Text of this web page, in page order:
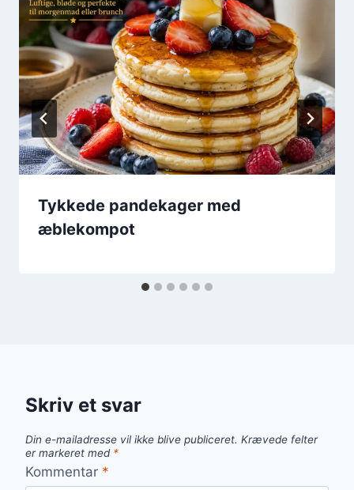
Tykkede pandekager med
æblekompot
Skriv et svar
Din e-mailadresse vil ikke blive publiceret. Krævede felter
er markeret med *
Kommentar *